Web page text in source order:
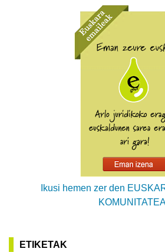
Ikusi hemen zer den
ETIKETAK